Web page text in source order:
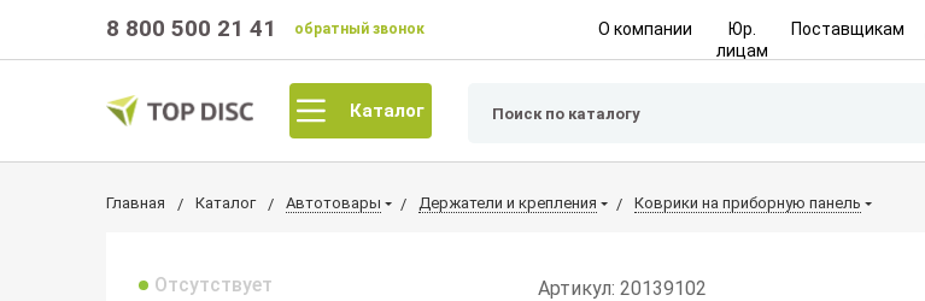
8 800 500 21 41 обратный звонок О компании
Юр.
лицам
Поставщикам
Каталог
Главная Каталог Автотовары Держатели и крепления Коврики на приборную панель
Отсутствует Артикул: 20139102